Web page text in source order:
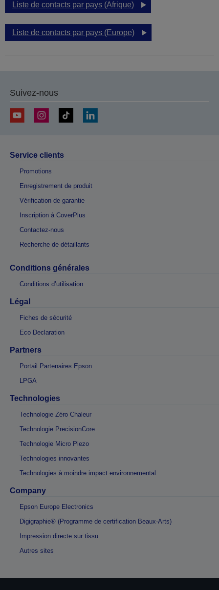
Liste de contacts par pays (Afrique)
Liste de contacts par pays (Europe)
Suivez-nous
Service clients
Promotions
Enregistrement de produit
Vérification de garantie
Inscription à CoverPlus
Contactez-nous
Recherche de détaillants
Conditions générales
Conditions d’utilisation
Légal
Fiches de sécurité
Eco Declaration
Partners
Portail Partenaires Epson
LPGA
Technologies
Technologie Zéro Chaleur
Technologie PrecisionCore
Technologie Micro Piezo
Technologies innovantes
Technologies à moindre impact environnemental
Company
Epson Europe Electronics
Digigraphie® (Programme de certification Beaux-Arts)
Impression directe sur tissu
Autres sites